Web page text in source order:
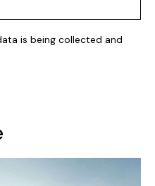
is being collected and